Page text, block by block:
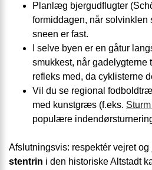
Planlæg bjergudflugter
formiddagen, når solvinklen
sneen er fast.
I selve byen er en gåtur
smukkest, når
refleks med, da cyklisterne
Vil du se regional
med kunstgræs (f.eks.
populære
Afslutningsvis: respektér vejret og
stentrin i den historiske Altstadt